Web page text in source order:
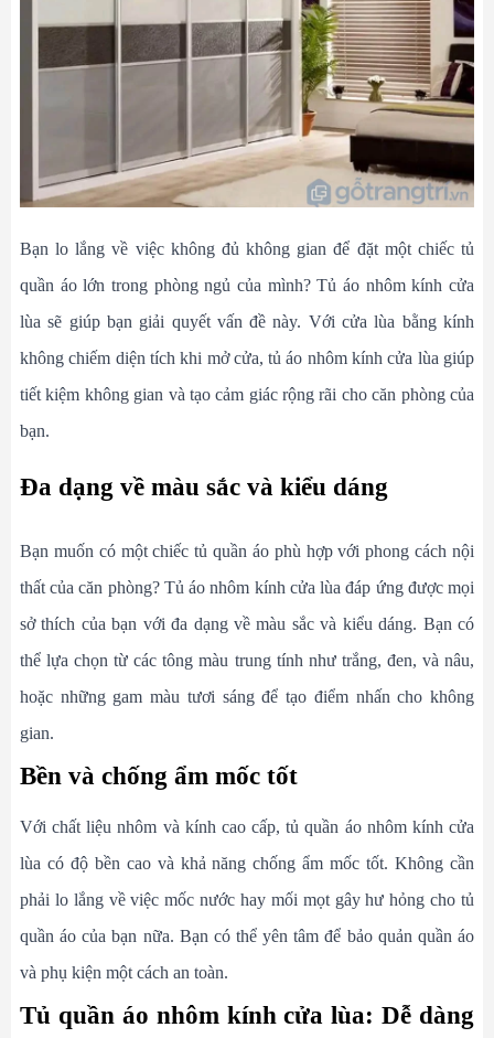
Bạn lo lắng về việc không đủ không gian để đặt một chiếc tủ
quần áo lớn trong phòng ngủ của mình? Tủ áo nhôm kính cửa
lùa sẽ giúp bạn giải quyết vấn đề này. Với cửa lùa bằng kính
không chiếm diện tích khi mở cửa, tủ áo nhôm kính cửa lùa giúp
tiết kiệm không gian và tạo cảm giác rộng rãi cho căn phòng của
bạn.
Đa dạng về màu sắc và kiểu dáng
Bạn muốn có một chiếc tủ quần áo phù hợp với phong cách nội
thất của căn phòng? Tủ áo nhôm kính cửa lùa đáp ứng được mọi
sở thích của bạn với đa dạng về màu sắc và kiểu dáng. Bạn có
thể lựa chọn từ các tông màu trung tính như trắng, đen, và nâu,
hoặc những gam màu tươi sáng để tạo điểm nhấn cho không
gian.
Bền và chống ẩm mốc tốt
Với chất liệu nhôm và kính cao cấp, tủ quần áo nhôm kính cửa
lùa có độ bền cao và khả năng chống ẩm mốc tốt. Không cần
phải lo lắng về việc mốc nước hay mối mọt gây hư hỏng cho tủ
quần áo của bạn nữa. Bạn có thể yên tâm để bảo quản quần áo
và phụ kiện một cách an toàn.
Tủ quần áo nhôm kính cửa lùa: Dễ dàng